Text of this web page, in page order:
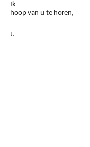
Ik
hoop van u te horen,
J.